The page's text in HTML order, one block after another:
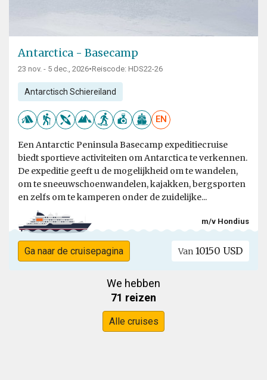
Antarctica - Basecamp
23 nov. - 5 dec., 2026•Reiscode: HDS22-26
Antarctisch Schiereiland
EN
Een Antarctic Peninsula Basecamp expeditiecruise
biedt sportieve activiteiten om Antarctica te verkennen.
De expeditie geeft u de mogelijkheid om te wandelen,
om te sneeuwschoenwandelen, kajakken, bergsporten
en zelfs om te kamperen onder de zuidelijke...
m/v Hondius
Ga naar de cruisepagina Van 10150 USD
We hebben
71 reizen
Alle cruises